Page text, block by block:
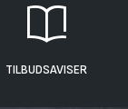
TILBUDSAVISER